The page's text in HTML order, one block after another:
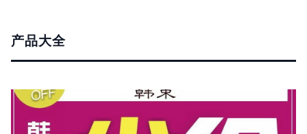
产品大全